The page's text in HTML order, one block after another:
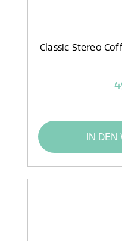
Classic Stereo
IN DEN